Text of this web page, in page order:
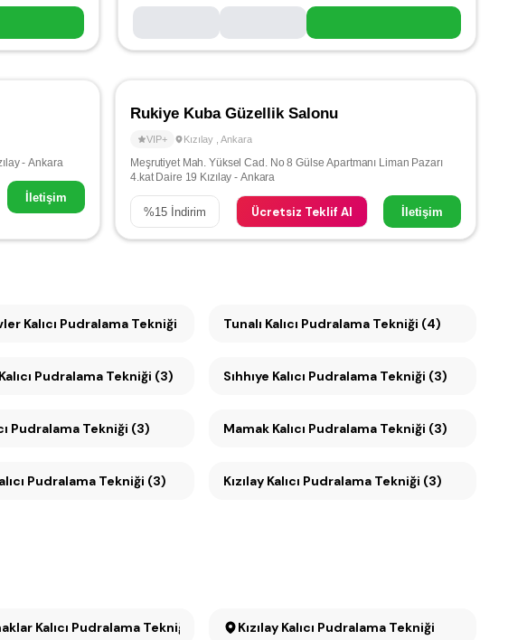
- Ankara
İletişim
Rukiye Kuba Güzellik Salonu
VIP+ Kızılay Ankara
Meşrutiyet Mah. Yüksel Cad. No 8 Gülse Apartmanı Liman Pazarı
4.kat Daire 19 Kızılay - Ankara
%15 İndirim Ücretsiz Teklif Al İletişim
Kalıcı Pudralama Tekniği (4) Tunalı Kalıcı Pudralama Tekniği (4)
Maltepe Kalıcı Pudralama Tekniği (3) Sıhhıye Kalıcı Pudralama Tekniği (3)
Pudralama Tekniği (3) Mamak Kalıcı Pudralama Tekniği (3)
Kalıcı Pudralama Tekniği (3) Kızılay Kalıcı Pudralama Tekniği (3)
Kalıcı Pudralama Tekniği Kızılay Kalıcı Pudralama Tekniği